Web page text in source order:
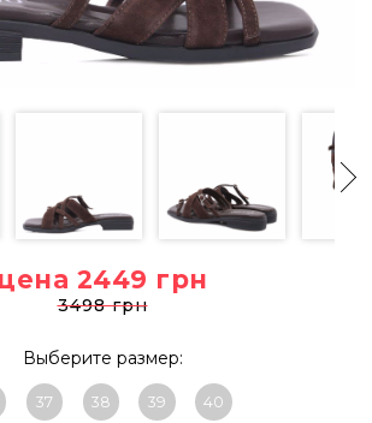
цена 2449 грн
3498 грн
Выберите размер:
37 38 39 40